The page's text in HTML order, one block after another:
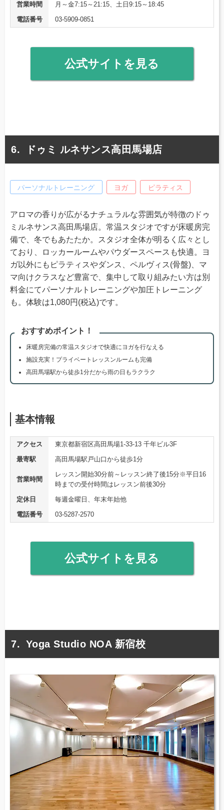
営業時間
月～金7:15～21:15、土日9:15～18:45
電話番号
03-5909-0851
公式サイトを見る
ドゥミ ルネサンス高田馬場店
パーソナルトレーニング ヨガ ピラティス
アロマの香りが広がるナチュラルな雰囲気が特徴のドゥ
ミルネサンス高田馬場店。常温スタジオですが床暖房完
備で、冬でもあたたか。スタジオ全体が明るく広々とし
ており、ロッカールームやパウダースペースも快適。ヨ
ガ以外にもピラティスやダンス、ペルヴィス(骨盤)、マ
マ向けクラスなど豊富で、集中して取り組みたい方は別
料金にてパーソナルトレーニングや加圧トレーニング
も。体験は1,080円(税込)です。
おすすめポイント！
床暖房完備の常温スタジオで快適にヨガを行なえる
施設充実！プライベートレッスンルームも完備
高田馬場駅から徒歩1分だから雨の日もラクラク
基本情報
アクセス
東京都新宿区高田馬場1-33-13 千年ビル3F
最寄駅
高田馬場駅戸山口から徒歩1分
営業時間
レッスン開始30分前～レッスン終了後15分※平日16
時までの受付時間はレッスン前後30分
定休日
毎週金曜日、年末年始他
電話番号
03-5287-2570
公式サイトを見る
Yoga Studio NOA 新宿校